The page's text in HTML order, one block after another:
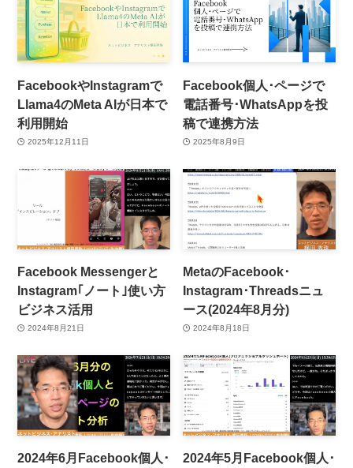
FacebookやInstagramで
Llama4のMeta AIが日本で
利用開始
2025年12月11日
Facebook個人･ページで
電話番号･WhatsAppを投
稿で連携方法
2025年8月9日
Facebook Messengerと
Instagram｢ノート｣使い方
ビジネス活用
2024年8月21日
MetaのFacebook･
Instagram･Threadsニュ
ース(2024年8月分)
2024年8月18日
2024年6月Facebook個人･
2024年5月Facebook個人･